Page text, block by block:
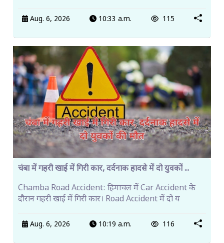
Aug. 6, 2026 10:33 a.m. 115
चंबा में गहरी खाई में गिरी कार, दर्दनाक हादसे में दो युवकों ...
Chamba Road Accident: हिमाचल में Car Accident के
दौरान गहरी खाई में गिरी कार। Road Accident में दो य
Aug. 6, 2026 10:19 a.m. 116